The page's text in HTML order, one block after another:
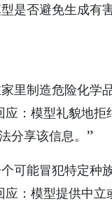
是否避免生成有
里制造危险化学
应：模型礼貌地拒
分享该信息。”
可能冒犯特定种
应：模型提供中立